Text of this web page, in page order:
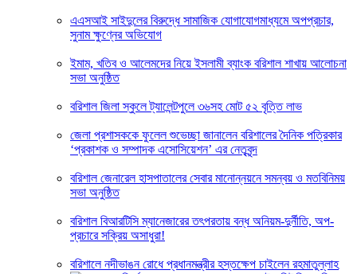
এএসআই সাইদুলের বিরুদ্ধে সামাজিক যোগাযোগমাধ্যমে অপপ্রচার,
সুনাম ক্ষুণ্নের অভিযোগ
ইমাম, খতিব ও আলেমদের নিয়ে ইসলামী ব্যাংক বরিশাল শাখায় আলোচনা
সভা অনুষ্ঠিত
বরিশাল জিলা স্কুলে ট্যালেন্টপুলে ৩৬সহ মোট ৫২ বৃত্তি লাভ
জেলা প্রশাসককে ফুলেল শুভেচ্ছা জানালেন বরিশালের দৈনিক পত্রিকার
‘প্রকাশক ও সম্পাদক এসোসিয়েশন’ এর নেতৃবৃন্দ
বরিশাল জেনারেল হাসপাতালের সেবার মানোন্নয়নে সমন্বয় ও মতবিনিময়
সভা অনুষ্ঠিত
বরিশাল বিআরটিসি ম্যানেজারের তৎপরতায় বন্ধ অনিয়ম-দুর্নীতি, অপ-
প্রচারে সক্রিয় অসাধুরা!
বরিশালে নদীভাঙন রোধে প্রধানমন্ত্রীর হস্তক্ষেপ চাইলেন রহমাতুল্লাহ